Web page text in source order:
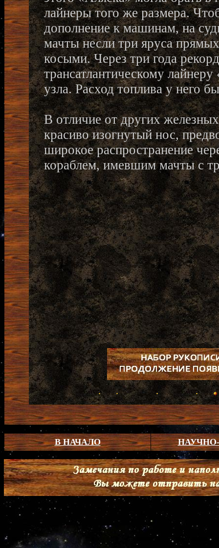
лайнеры того же размера.
дополнение к машинам, на
мачты несли три яруса
косыми. Через три года
трансатлантическому
узла. Расход топлива у него
В отличие от других
красиво изогнутый нос,
широкое распространение
кораблем, имевшим мачты с
В НАЧАЛО